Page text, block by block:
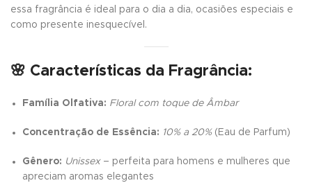
essa fragrância é ideal para o dia a dia, ocasiões especiais e
como presente inesquecível.
🌸 Características da Fragrância:
Família Olfativa: Floral com toque de Âmbar
Concentração de Essência: 10% a 20%(Eau de Parfum)
Gênero: Unissex– perfeita para homens e mulheres que
apreciam aromas elegantes